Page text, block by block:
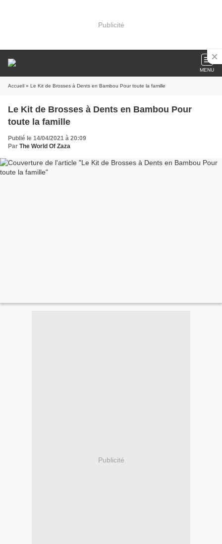
Publicité
MENU
Accueil » Le Kit de Brosses à Dents en Bambou Pour toute la famille
Le Kit de Brosses à Dents en Bambou Pour
toute la famille
Publié le 14/04/2021 à 20:09
Par The World Of Zaza
Publicité